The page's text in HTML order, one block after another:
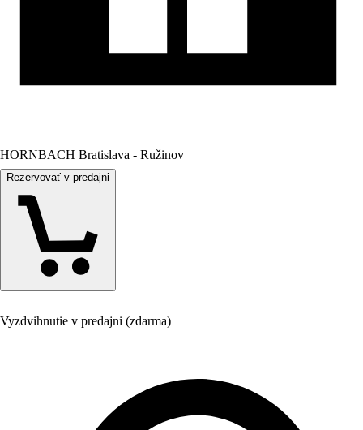
HORNBACH Bratislava - Ružinov
Rezervovať v predajni
Vyzdvihnutie v predajni (zdarma)